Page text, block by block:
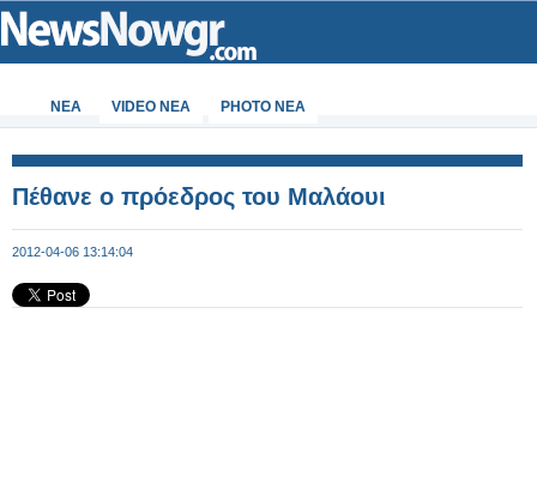
ΝΕΑ VIDEO NEA PHOTO NEA
Πέθανε ο πρόεδρος του Μαλάουι
2012-04-06 13:14:04